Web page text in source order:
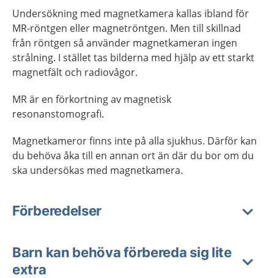
Undersökning med magnetkamera kallas ibland för
MR-röntgen eller magnetröntgen. Men till skillnad
från röntgen så använder magnetkameran ingen
strålning. I stället tas bilderna med hjälp av ett starkt
magnetfält och radiovågor.
MR är en förkortning av magnetisk
resonanstomografi.
Magnetkameror finns inte på alla sjukhus. Därför kan
du behöva åka till en annan ort än där du bor om du
ska undersökas med magnetkamera.
Förberedelser
Barn kan behöva förbereda sig lite
extra